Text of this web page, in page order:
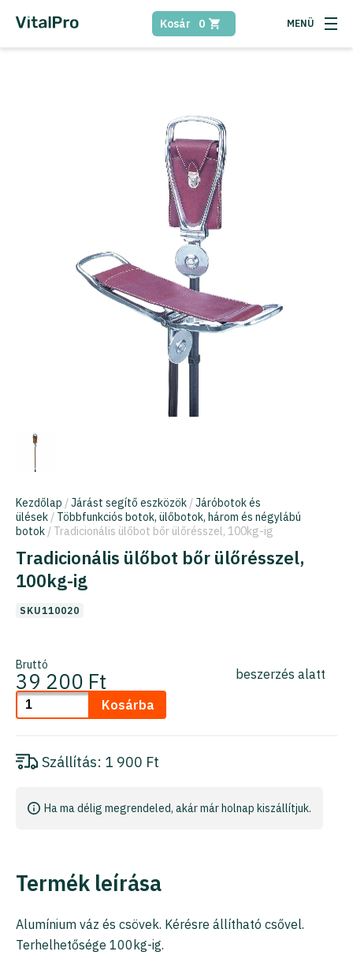
Kosár 0
Kezdőlap /Járást segítő eszközök /Járóbotok és
ülések / Többfunkciós botok, ülőbotok, három és négylábú
botok / Tradicionális ülőbot bőr ülőrésszel, 100kg-ig
Tradicionális ülőbot bőr ülőrésszel,
100kg-ig
SKU110020
Bruttó
39 200 Ft
beszerzés alatt
Kosárba
Szállítás: 1 900 Ft
Ha ma délig megrendeled, akár már holnap kiszállítjuk.
Termék leírása
Alumínium váz és csövek. Kérésre állítható csővel.
Terhelhetősége 100kg-ig.